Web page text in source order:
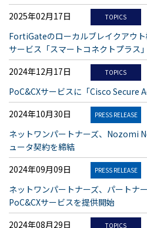
2025年02月17日
TOPICS
FortiGateのローカルブレイクアウ
サービス「スマートコネクトプラス
2024年12月17日
TOPICS
PoC&CXサービスに「Cisco Secure
2024年10月30日
PRESS RELEASE
ネットワンパートナーズ、Nozomi
ュータ契約を締結
2024年09月09日
PRESS RELEASE
ネットワンパートナーズ、パートナ
PoC&CXサービスを提供開始
2024年08月29日
TOPICS